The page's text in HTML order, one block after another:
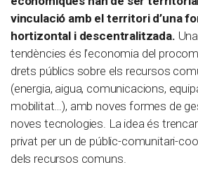
vinculació amb el territori d’una
hortizontal i descentralitzada.
tendències és l’economia del
drets públics sobre els recursos
(energia, aigua, comunicacions,
mobilitat…), amb noves formes de
noves tecnologies. La idea és
privat per un de públic-comunitari-
dels recursos comuns.